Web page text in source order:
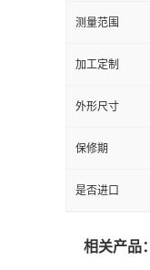
测量范围
加工定制
外形尺寸
保修期
是否进口
相关产品：